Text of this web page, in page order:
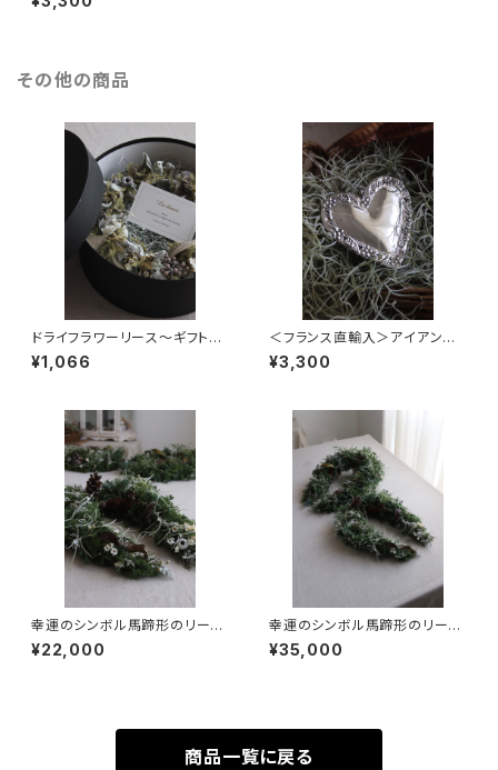
その他の商品
ドライフラワーリース〜ギフトボ
ックス
¥1,066
＜フランス直輸入＞アイアン製
オーナメント ハート
¥3,300
幸運のシンボル馬蹄形のリー
ス サイズベーシック
¥22,000
幸運のシンボル馬蹄形のリー
ス サイズグランド
¥35,000
商品一覧に戻る